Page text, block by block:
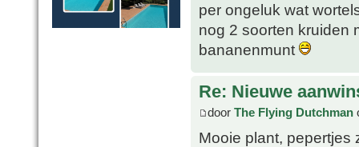
per ongeluk wat
nog 2 soorten kruiden
bananenmunt
Re: Nieuwe
door The Flying Dutchman
Mooie plant, pepertjes